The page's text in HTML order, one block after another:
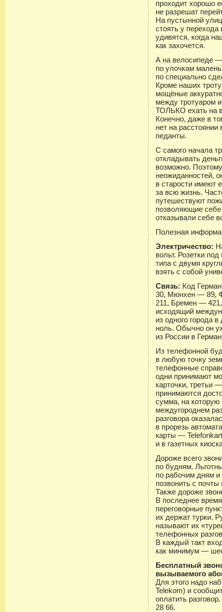
проходит хорошо
не разрешат
На пустынной
стоять у
удивятся, когда
как захочется.
А на велосипеде
по улочкам
по специально
Кроме наших
мощёные
между тротуаром
ТОЛЬКО ехать на
Конечно, даже в
нет на
педанты.
С самого начала
откладывать
возможно.
неожиданностей,
в старости имеют
за всю жизнь.
путешествуют
позволяющие себе
отказывали себе
Полезная
Электричество:
вольт. Розетки
типа с двумя
взять с собой
Связь: Код
30, Мюнхен — 89,
211, Бремен —
исходящий
из одного города
ноль. Обычно он
из России в
Из телефонной
в любую точку
телефонные
одни принимают
карточки, третьи
принимаются
сумма, на которую
междугороднем
разговора
в прорезь
карты —
и в газетных
Дороже всего
по будням.
по рабочим дням
позвонить с
Также дороже
В последнее
переговорные
их держат турки.
называют их
телефонных
В каждый такт
как минимум —
Бесплатный
вызываемого
Для этого надо
Telekom) и
оплатить
28 66.